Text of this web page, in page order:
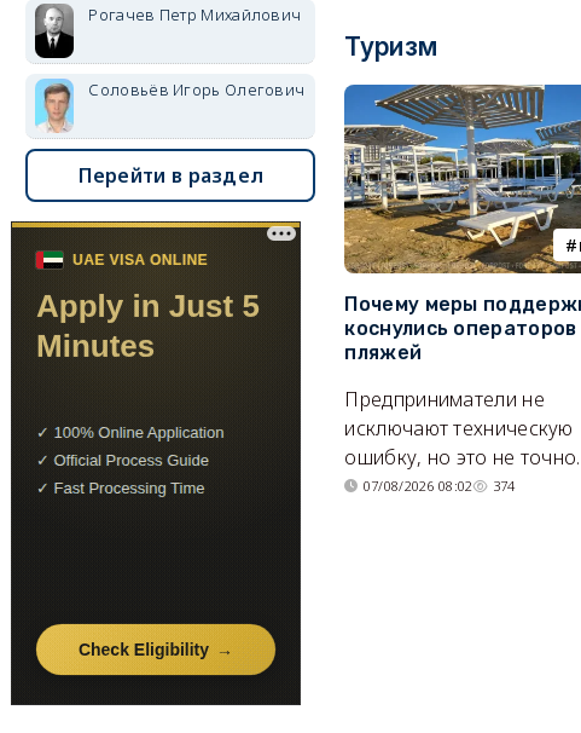
Туризм
Почему меры
коснулись операторов
пляжей
Предприниматели не
исключают техническую
ошибку, но это не точно.
07/08/2026 08:02 374
Рогачев Петр Михайлович
Соловьёв Игорь Олегович
Перейти в раздел